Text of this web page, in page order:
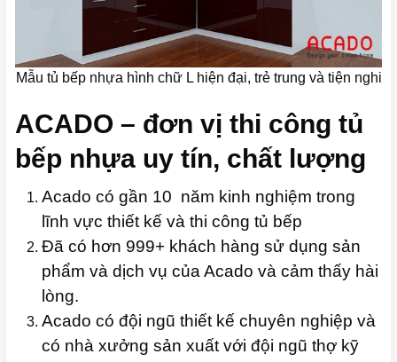
Mẫu tủ bếp nhựa hình chữ L hiện đại, trẻ trung và tiện nghi
ACADO – đơn vị thi công tủ
bếp nhựa uy tín, chất lượng
Acado có gần 10 năm kinh nghiệm trong
lĩnh vực thiết kế và thi công tủ bếp
Đã có hơn 999+ khách hàng sử dụng sản
phẩm và dịch vụ của Acado và cảm thấy hài
lòng.
Acado có đội ngũ thiết kế chuyên nghiệp và
có nhà xưởng sản xuất với đội ngũ thợ kỹ